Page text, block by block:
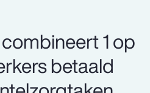
1 op
betaald